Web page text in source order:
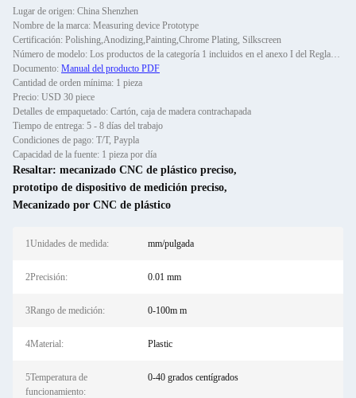
Lugar de origen: China Shenzhen
Nombre de la marca: Measuring device Prototype
Certificación: Polishing,Anodizing,Painting,Chrome Plating, Silkscreen
Número de modelo: Los productos de la categoría 1 incluidos en el anexo I del Reglamento (CE) n.o 1907/2006 se clasifi
Documento: Manual del producto PDF
Cantidad de orden mínima: 1 pieza
Precio: USD 30 piece
Detalles de empaquetado: Cartón, caja de madera contrachapada
Tiempo de entrega: 5 - 8 días del trabajo
Condiciones de pago: T/T, Paypla
Capacidad de la fuente: 1 pieza por día
Resaltar: mecanizado CNC de plástico preciso,
prototipo de dispositivo de medición preciso,
Mecanizado por CNC de plástico
1Unidades de medida: mm/pulgada
2Precisión: 0.01 mm
3Rango de medición: 0-100m m
4Material: Plastic
5Temperatura de
funcionamiento:
0-40 grados centígrados